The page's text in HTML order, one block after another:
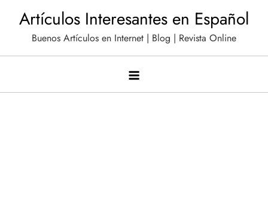
contenido
Artículos Interesantes en Español
Buenos Artículos en Internet | Blog | Revista Online